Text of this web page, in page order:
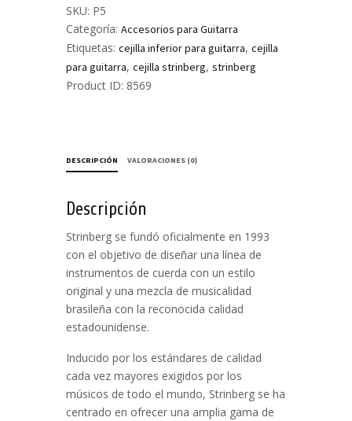
Strinberg
cantidad
SKU: P5
Categoría: Accesorios para Guitarra
Etiquetas: cejilla inferior para guitarra, cejilla
para guitarra, cejilla strinberg, strinberg
Product ID: 8569
DESCRIPCIÓN VALORACIONES (0)
Descripción
Strinberg se fundó oficialmente en 1993
con el objetivo de diseñar una línea de
instrumentos de cuerda con un estilo
original y una mezcla de musicalidad
brasileña con la reconocida calidad
estadounidense.
Inducido por los estándares de calidad
cada vez mayores exigidos por los
músicos de todo el mundo, Strinberg se ha
centrado en ofrecer una amplia gama de